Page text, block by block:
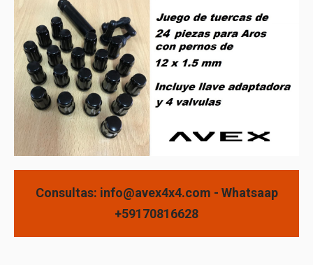
Consultas: info@avex4x4.com - Whatsaap
+59170816628